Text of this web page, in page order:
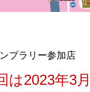
プラリー参加店
は2023年3